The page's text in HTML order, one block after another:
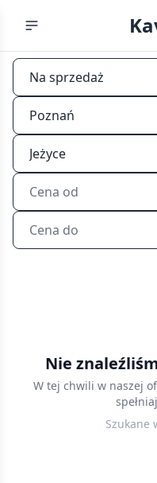
Na sprzedaż
Poznań
Jeżyce
Cena od
Cena do
sprzedaż
Poznaniu
Nie
W tej chwili w naszej
Szukane